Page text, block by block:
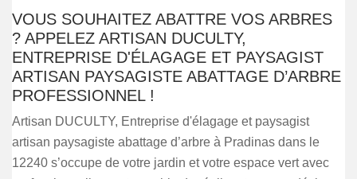
VOUS SOUHAITEZ ABATTRE VOS ARBRES
? APPELEZ ARTISAN DUCULTY,
ENTREPRISE D'ÉLAGAGE ET PAYSAGIST
ARTISAN PAYSAGISTE ABATTAGE D’ARBRE
PROFESSIONNEL !
Artisan DUCULTY, Entreprise d'élagage et paysagist
artisan paysagiste abattage d’arbre à Pradinas dans le
12240 s’occupe de votre jardin et votre espace vert avec